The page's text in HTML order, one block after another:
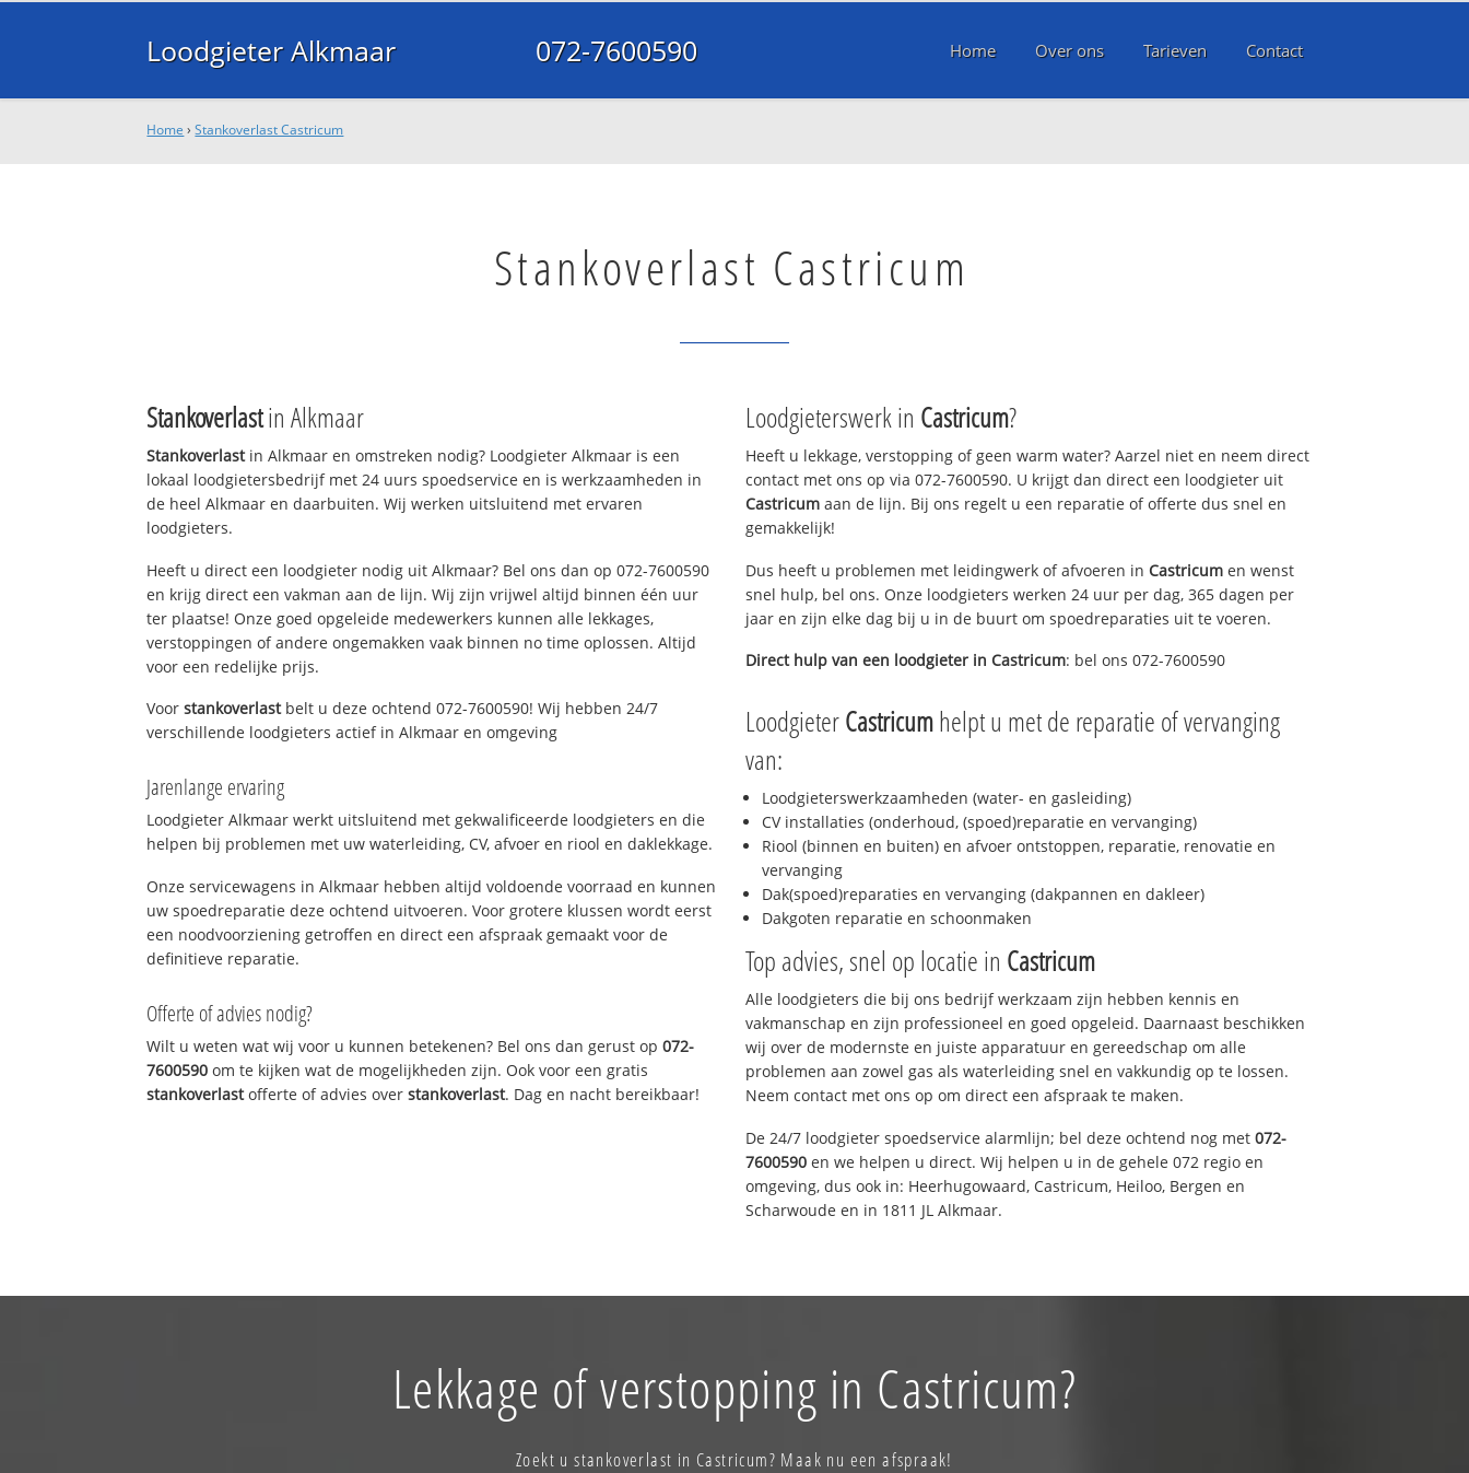
Loodgieter Alkmaar 072-7600590 Home Over ons Tarieven Contact
Home ›Stankoverlast Castricum
Stankoverlast Castricum
Stankoverlastin Alkmaar
Stankoverlastin Alkmaar en omstreken nodig? Loodgieter Alkmaar is een
lokaal loodgietersbedrijf met 24 uurs spoedservice en is werkzaamheden in
de heel Alkmaar en daarbuiten. Wij werken uitsluitend met ervaren
loodgieters.
Heeft u direct een loodgieter nodig uit Alkmaar? Bel ons dan op 072-7600590
en krijg direct een vakman aan de lijn. Wij zijn vrijwel altijd binnen één uur
ter plaatse! Onze goed opgeleide medewerkers kunnen alle lekkages,
verstoppingen of andere ongemakken vaak binnen no time oplossen. Altijd
voor een redelijke prijs.
Voorstankoverlastbelt u deze ochtend 072-7600590! Wij hebben 24/7
verschillende loodgieters actief in Alkmaar en omgeving
Jarenlange ervaring
Loodgieter Alkmaar werkt uitsluitend met gekwalificeerde loodgieters en die
helpen bij problemen met uw waterleiding, CV, afvoer en riool en daklekkage.
Onze servicewagens in Alkmaar hebben altijd voldoende voorraad en kunnen
uw spoedreparatie deze ochtend uitvoeren. Voor grotere klussen wordt eerst
een noodvoorziening getroffen en direct een afspraak gemaakt voor de
definitieve reparatie.
Offerte of advies nodig?
Wilt u weten wat wij voor u kunnen betekenen? Bel ons dan gerust op072-
7600590 om te kijken wat de mogelijkheden zijn. Ook voor een gratis
stankoverlastofferte of advies overstankoverlast. Dag en nacht bereikbaar!
Loodgieterswerk in Castricum?
Heeft u lekkage, verstopping of geen warm water? Aarzel niet en neem direct
contact met ons op via 072-7600590. U krijgt dan direct een loodgieter uit
Castricum aan de lijn. Bij ons regelt u een reparatie of offerte dus snel en
gemakkelijk!
Dus heeft u problemen met leidingwerk of afvoeren in Castricum en wenst
snel hulp, bel ons. Onze loodgieters werken 24 uur per dag, 365 dagen per
jaar en zijn elke dag bij u in de buurt om spoedreparaties uit te voeren.
Direct hulp van een loodgieter in Castricum: bel ons 072-7600590
LoodgieterCastricumhelpt u met de reparatie of vervanging
van:
Loodgieterswerkzaamheden (water- en gasleiding)
CV installaties (onderhoud, (spoed)reparatie en vervanging)
Riool (binnen en buiten) en afvoer ontstoppen, reparatie, renovatie en
vervanging
Dak(spoed)reparaties en vervanging (dakpannen en dakleer)
Dakgoten reparatie en schoonmaken
Top advies, snel op locatie in Castricum
Alle loodgieters die bij ons bedrijf werkzaam zijn hebben kennis en
vakmanschap en zijn professioneel en goed opgeleid. Daarnaast beschikken
wij over de modernste en juiste apparatuur en gereedschap om alle
problemen aan zowel gas als waterleiding snel en vakkundig op te lossen.
Neem contact met ons op om direct een afspraak te maken.
De 24/7 loodgieter spoedservice alarmlijn; bel deze ochtend nog met 072-
7600590 en we helpen u direct. Wij helpen u in de gehele 072 regio en
omgeving, dus ook in: Heerhugowaard, Castricum, Heiloo, Bergen en
Scharwoude en in 1811 JL Alkmaar.
Lekkage of verstopping in Castricum?
Zoekt u stankoverlast in Castricum? Maak nu een afspraak!